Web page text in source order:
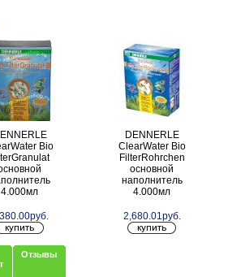
Bio
4.000мл
DENNERLE
ClearWater Bio
FilterRohrchen
основной
наполнитель
4.000мл
2,680.01руб.
Отзывы